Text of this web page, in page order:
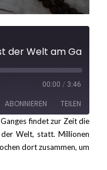
der Welt am Ganges
00:00 / 3:46
ABONNIEREN TEILEN
findet zur Zeit die
Welt, statt. Millionen
dort zusammen, um